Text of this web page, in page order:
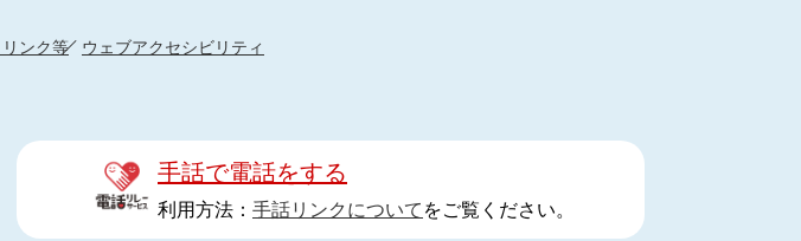
ンク等 ウェブアクセシビリティ
手話で電話をする
利用方法： 手話リンクについて をご覧ください。